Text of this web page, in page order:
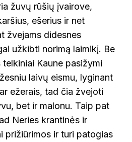
žuvų rūšių įvairove,
ešerius ir net
žvejams didesnes
užkibti norimą laimikį. Be
Kaune pasižymi
laivų eismu, lyginant
ežerais, tad čia žvejoti
bet ir malonu. Taip pat
Neries krantinės ir
prižiūrimos ir turi patogias